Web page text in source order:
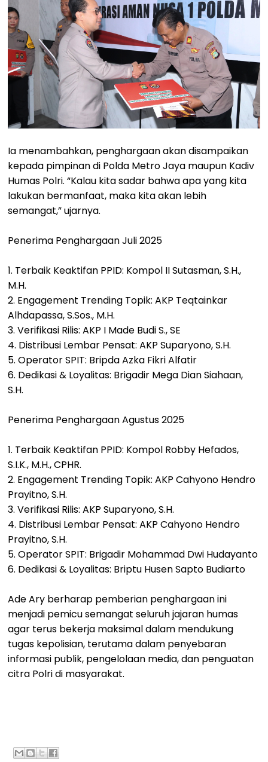
Ia menambahkan, penghargaan akan disampaikan
kepada pimpinan di Polda Metro Jaya maupun Kadiv
Humas Polri. “Kalau kita sadar bahwa apa yang kita
lakukan bermanfaat, maka kita akan lebih
semangat,” ujarnya.
Penerima Penghargaan Juli 2025
1. Terbaik Keaktifan PPID: Kompol II Sutasman, S.H.,
M.H.
2. Engagement Trending Topik: AKP Teqtainkar
Alhdapassa, S.Sos., M.H.
3. Verifikasi Rilis: AKP I Made Budi S., SE
4. Distribusi Lembar Pensat: AKP Suparyono, S.H.
5. Operator SPIT: Bripda Azka Fikri Alfatir
6. Dedikasi & Loyalitas: Brigadir Mega Dian Siahaan,
S.H.
Penerima Penghargaan Agustus 2025
1. Terbaik Keaktifan PPID: Kompol Robby Hefados,
S.I.K., M.H., CPHR.
2. Engagement Trending Topik: AKP Cahyono Hendro
Prayitno, S.H.
3. Verifikasi Rilis: AKP Suparyono, S.H.
4. Distribusi Lembar Pensat: AKP Cahyono Hendro
Prayitno, S.H.
5. Operator SPIT: Brigadir Mohammad Dwi Hudayanto
6. Dedikasi & Loyalitas: Briptu Husen Sapto Budiarto
Ade Ary berharap pemberian penghargaan ini
menjadi pemicu semangat seluruh jajaran humas
agar terus bekerja maksimal dalam mendukung
tugas kepolisian, terutama dalam penyebaran
informasi publik, pengelolaan media, dan penguatan
citra Polri di masyarakat.